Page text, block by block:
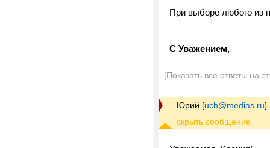
При выборе любого из
С Уважением,
[Показать все ответы на
Юрий [uch@medias.ru]